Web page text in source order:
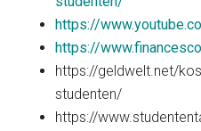
https://
https://
https://geldwelt.net/
studenten/
https://